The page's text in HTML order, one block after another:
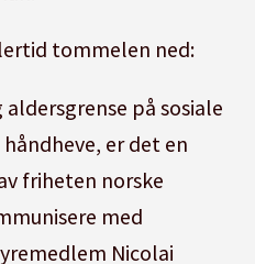
tommelen ned:
på sosiale
er det en
friheten norske
med
Nicolai